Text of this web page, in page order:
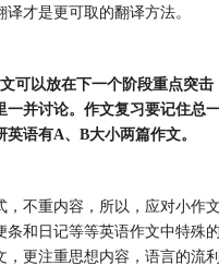
译才是更可取的翻译方法。
可以放在下一个阶段重点突击
一并讨论。作文复习要记住总
英语有A、B大小两篇作文。
，不重内容，所以，应对小作
条和日记等等英语作文中特殊
，更注重思想内容，语言的流